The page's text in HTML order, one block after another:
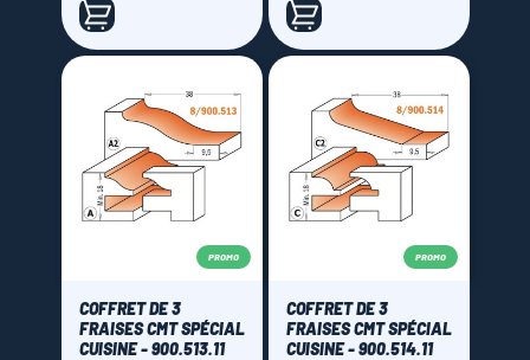
base
base
PROMO
COFFRET DE 3
FRAISES CMT SPÉCIAL
CUISINE - 900.513.11
PROMO
COFFRET DE 3
FRAISES CMT SPÉCIAL
CUISINE - 900.514.11